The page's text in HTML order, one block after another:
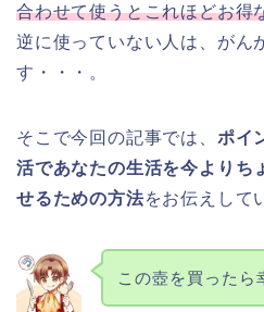
合わせて使うとこれほどお得
逆に使っていない人は、がん
す・・・。
そこで今回の記事では、 ポイ
活であなたの生活を今よりち
せるための方法をお伝えして
この壺を買ったら